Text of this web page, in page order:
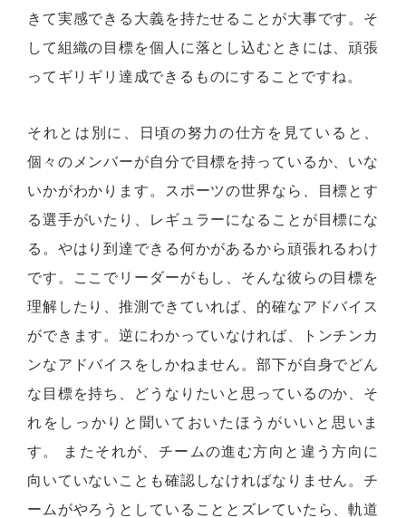
きて実感できる大義を持たせることが大事です。そ
して組織の目標を個人に落とし込むときには、頑張
ってギリギリ達成できるものにすることですね。
それとは別に、日頃の努力の仕方を見ていると、
個々のメンバーが自分で目標を持っているか、いな
いかがわかります。スポーツの世界なら、目標とす
る選手がいたり、レギュラーになることが目標にな
る。やはり到達できる何かがあるから頑張れるわけ
です。ここでリーダーがもし、そんな彼らの目標を
理解したり、推測できていれば、的確なアドバイス
ができます。逆にわかっていなければ、トンチンカ
ンなアドバイスをしかねません。部下が自身でどん
な目標を持ち、どうなりたいと思っているのか、そ
れをしっかりと聞いておいたほうがいいと思いま
す。 またそれが、チームの進む方向と違う方向に
向いていないことも確認しなければなりません。チ
ームがやろうとしていることとズレていたら、軌道